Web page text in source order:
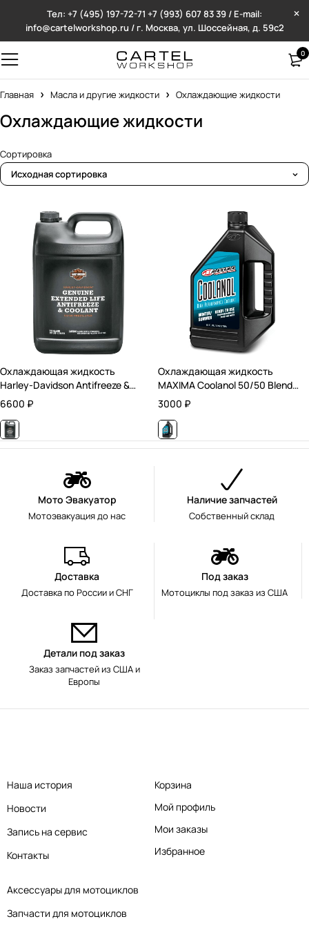
Тел: +7 (495) 197-72-71 +7 (993) 607 83 39 / E-mail:
info@cartelworkshop.ru / г. Москва, ул. Шоссейная, д. 59с2
0
Главная Масла и другие жидкости Охлаждающие жидкости
Охлаждающие жидкости
Сортировка
Исходная сортировка
Охлаждающая жидкость
Harley-Davidson Antifreeze &
Coolant / 3,78 л.
6600 ₽
Охлаждающая жидкость
MAXIMA Coolanol 50/50 Blend
Treatment / 1,893 л.
3000 ₽
Мото Эвакуатор
Мотоэвакуация до нас
Наличие запчастей
Собственный склад
Доставка
Доставка по России и СНГ
Под заказ
Мотоциклы под заказ из США
Детали под заказ
Заказ запчастей из США и
Европы
Аксессуары для мотоциклов
Запчасти для мотоциклов
Наша история
Новости
Запись на сервис
Контакты
Корзина
Мой профиль
Мои заказы
Избранное